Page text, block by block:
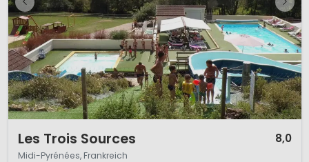
Les Trois Sources 8,0
Midi-Pyrénées, Frankreich